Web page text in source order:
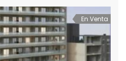
[…]
En Venta